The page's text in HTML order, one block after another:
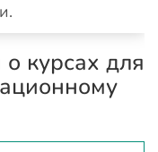
курсах для